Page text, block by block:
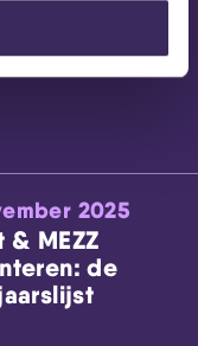
Blog: Ão
2025
& MEZZ
de